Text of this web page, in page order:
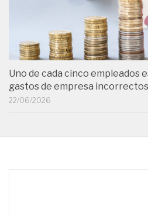
Uno de cada cinco empleados
gastos de empresa
22/06/2026